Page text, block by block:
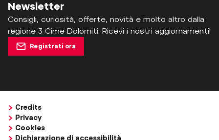
Newsletter
Consigli, curiosità, offerte, novità e molto altro dalla
regione 3 Cime Dolomiti. Ricevi i nostri aggiornamenti!
Registrati ora
Credits
Privacy
Cookies
Dichiarazione di accessibilità